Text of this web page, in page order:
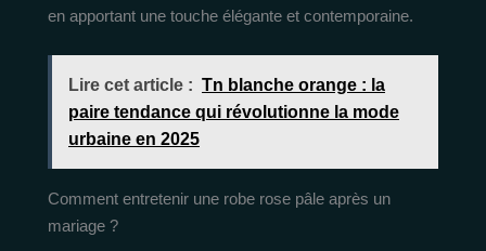
en apportant une touche élégante et contemporaine.
Lire cet article : Tn blanche orange : la
paire tendance qui révolutionne la mode
urbaine en 2025
Comment entretenir une robe rose pâle après un
mariage ?